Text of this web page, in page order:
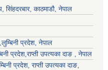
सिंहदरबार, काठमाडौ, नेपाल
प्रदेश, नेपाल
प्रदेश,राप्ती उपत्यका दाङ , नेपाल
प्रदेश, राप्ती उपत्यका दाङ,